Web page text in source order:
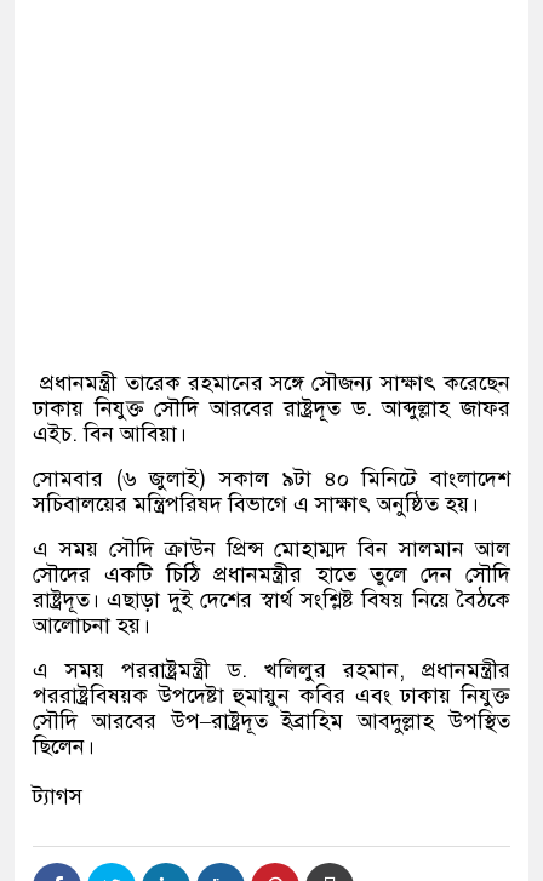
প্রধানমন্ত্রী তারেক রহমানের সঙ্গে সৌজন্য সাক্ষাৎ করেছেন
ঢাকায় নিযুক্ত সৌদি আরবের রাষ্ট্রদূত ড.আব্দুল্লাহ জাফর
এইচ.বিন আবিয়া।
সোমবার (৬ জুলাই)সকাল ৯টা ৪০ মিনিটে বাংলাদেশ
সচিবালয়ের মন্ত্রিপরিষদ বিভাগে এ সাক্ষাৎ অনুষ্ঠিত হয়।
এ সময় সৌদি ক্রাউন প্রিন্স মোহাম্মদ বিন সালমান আল
সৌদের একটি চিঠি প্রধানমন্ত্রীর হাতে তুলে দেন সৌদি
রাষ্ট্রদূত। এছাড়া দুই দেশের স্বার্থ সংশ্লিষ্ট বিষয় নিয়ে বৈঠকে
আলোচনা হয়।
এ সময় পররাষ্ট্রমন্ত্রী ড. খলিলুর রহমান, প্রধানমন্ত্রীর
পররাষ্ট্রবিষয়ক উপদেষ্টা হুমায়ুন কবির এবং ঢাকায় নিযুক্ত
সৌদি আরবের উপ–রাষ্ট্রদূত ইব্রাহিম আবদুল্লাহ উপস্থিত
ছিলেন।
ট্যাগস